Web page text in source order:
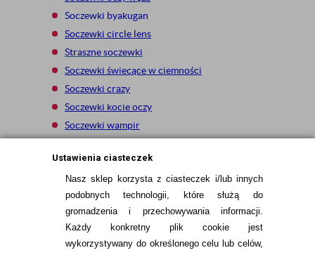
Ustawienia ciasteczek
Nasz sklep korzysta z ciasteczek i/lub innych
podobnych technologii, które służą do
gromadzenia i przechowywania informacji.
Każdy konkretny plik cookie jest
wykorzystywany do określonego celu lub celów,
Soczewki byakugan
Soczewki circle lens
Straszne soczewki
Soczewki świecące w ciemności
Soczewki crazy
Soczewki kocie oczy
Soczewki wampir
Sortuj po: